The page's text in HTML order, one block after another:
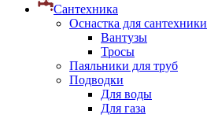
Сантехника
Оснастка для сантехники
Вантузы
Тросы
Паяльники для труб
Подводки
Для воды
Для газа